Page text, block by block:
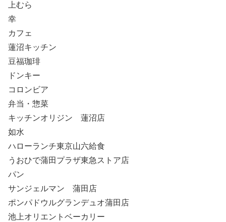
上むら
幸
カフェ
蓮沼キッチン
豆福珈琲
ドンキー
コロンビア
弁当・惣菜
キッチンオリジン 蓮沼店
如水
ハローランチ東京山六給食
うおひで蒲田プラザ東急ストア店
パン
サンジェルマン 蒲田店
ポンパドウルグランデュオ蒲田店
池上オリエントベーカリー